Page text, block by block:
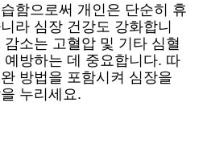
함으로써 개인은 단순히 휴
라 심장 건강도 강화합니
소는 고혈압 및 기타 심혈
방하는 데 중요합니다. 따
방법을 포함시켜 심장을
누리세요.